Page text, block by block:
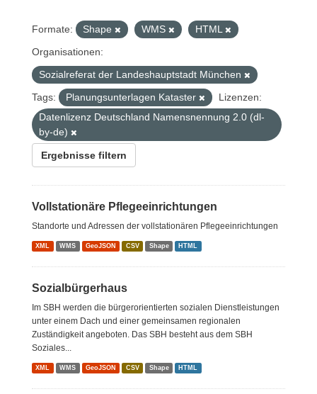
Formate: Shape WMS
HTML
Organisationen:
Sozialreferat der Landeshauptstadt München
Tags:
Planungsunterlagen Kataster
Lizenzen:
Datenlizenz Deutschland Namensnennung 2.0 (dl-
by-de)
Ergebnisse filtern
Vollstationäre Pflegeeinrichtungen
Standorte und Adressen der vollstationären Pflegeeinrichtungen
XML WMS GeoJSON CSV Shape HTML
Sozialbürgerhaus
Im SBH werden die bürgerorientierten sozialen Dienstleistungen
unter einem Dach und einer gemeinsamen regionalen
Zuständigkeit angeboten. Das SBH besteht aus dem SBH
Soziales...
XML WMS GeoJSON CSV Shape HTML